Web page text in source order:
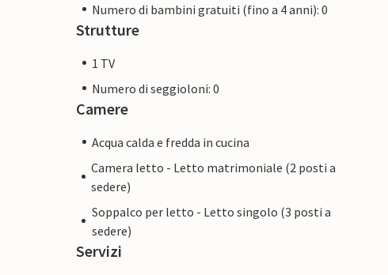
Numero di bambini gratuiti (fino a 4 anni): 0
Strutture
1 TV
Numero di seggioloni: 0
Camere
Acqua calda e fredda in cucina
Camera letto - Letto matrimoniale (2 posti a
sedere)
Soppalco per letto - Letto singolo (3 posti a
sedere)
Servizi